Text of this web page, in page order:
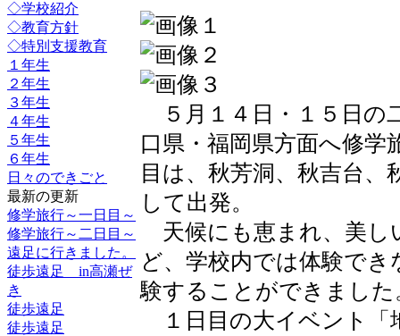
◇学校紹介
◇教育方針
◇特別支援教育
１年生
２年生
３年生
４年生
５年生
６年生
日々のできごと
最新の更新
修学旅行～一日目～
修学旅行～二日目～
遠足に行きました。
徒歩遠足 in高瀬ぜ
き
徒歩遠足
徒歩遠足
５月１４日・１５日の
口県・福岡県方面へ修
目は、秋芳洞、秋吉台
して出発。
天候にも恵まれ、美し
ど、学校内では体験で
験することができました
１日目の大イベント「